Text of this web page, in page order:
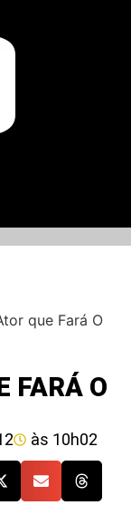
que Fará O
FARÁ O
às 10h02